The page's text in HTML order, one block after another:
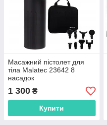
Масажний пістолет для
тіла Malatec 23642 8
насадок
1 300 ₴
Купити